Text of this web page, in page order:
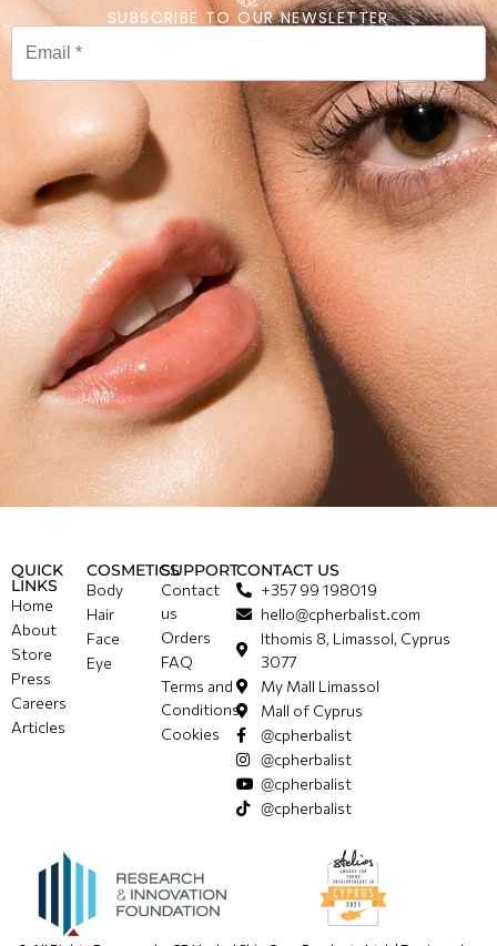
SUBSCRIBE TO OUR NEWSLETTER
QUICK
LINKS
Home
About
Store
Press
Careers
Articles
COSMETICS
Body
Hair
Face
Eye
SUPPORT
Contact
us
Orders
FAQ
Terms and
Conditions
Cookies
CONTACT US
+357 99 198019
hello@cpherbalist.com
Ithomis 8, Limassol, Cyprus
3077
My Mall Limassol
Mall of Cyprus
@cpherbalist
@cpherbalist
@cpherbalist
@cpherbalist